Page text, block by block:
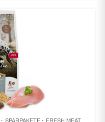
SPARPAKETE FRESH MEAT